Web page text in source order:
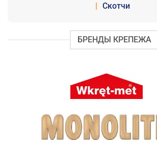
| Скотчи
БРЕНДЫ КРЕПЕЖА